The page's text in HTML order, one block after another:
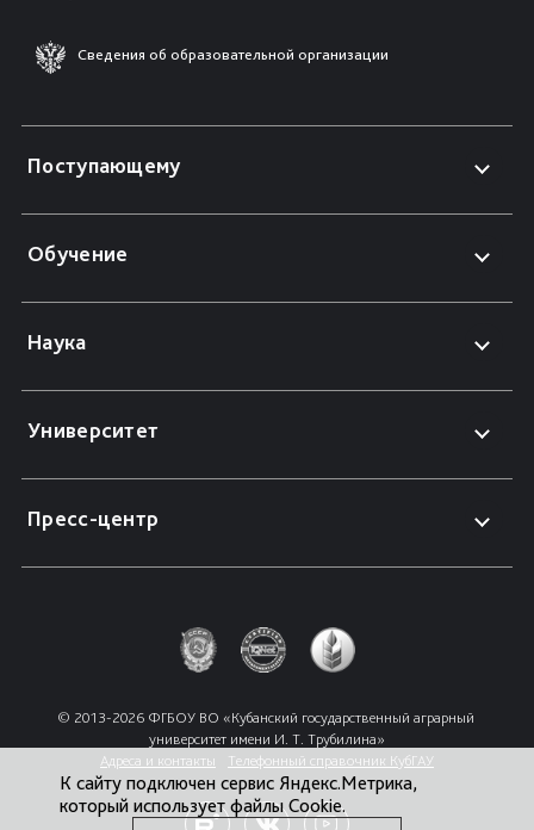
Сведения об образовательной организации
Поступающему
Обучение
Наука
Университет
Пресс-центр
© 2013-2026 ФГБОУ ВО «Кубанский государственный аграрный
университет имени И. Т. Трубилина»
Адреса и контакты
Телефонный справочник КубГАУ
К сайту подключен сервис Яндекс.Метрика,
который использует файлы Cookie.